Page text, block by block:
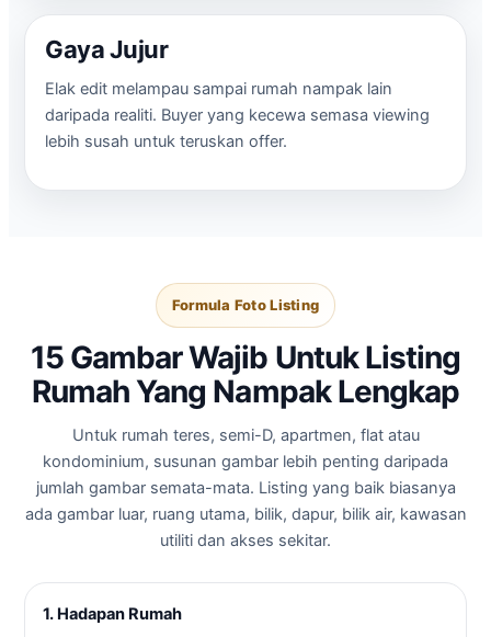
Gaya Jujur
Elak edit melampau sampai rumah nampak lain
daripada realiti. Buyer yang kecewa semasa viewing
lebih susah untuk teruskan offer.
Formula Foto Listing
15 Gambar Wajib Untuk Listing
Rumah Yang Nampak Lengkap
Untuk rumah teres, semi-D, apartmen, flat atau
kondominium, susunan gambar lebih penting daripada
jumlah gambar semata-mata. Listing yang baik biasanya
ada gambar luar, ruang utama, bilik, dapur, bilik air, kawasan
utiliti dan akses sekitar.
1. Hadapan Rumah